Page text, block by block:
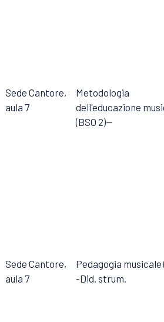
Sede Cantore,
aula 7
Metodologia
dell'educazione
(BSO 2)--
Sede Cantore,
aula 7
Pedagogia musicale
-Did. strum.